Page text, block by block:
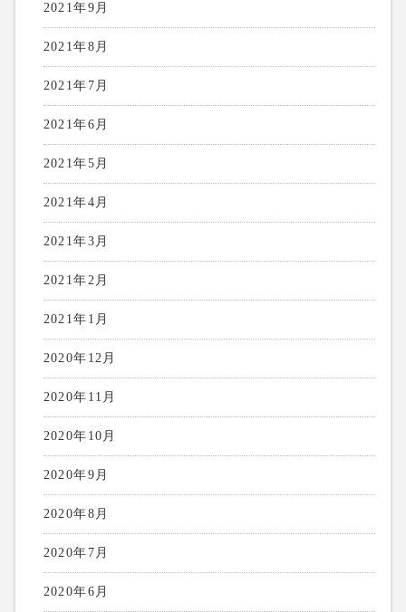
2021年9月
2021年8月
2021年7月
2021年6月
2021年5月
2021年4月
2021年3月
2021年2月
2021年1月
2020年12月
2020年11月
2020年10月
2020年9月
2020年8月
2020年7月
2020年6月